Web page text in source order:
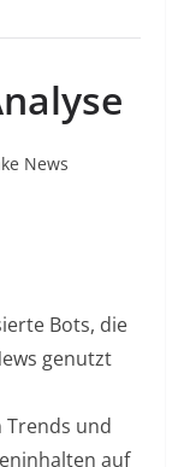
News
Bots, die
genutzt
Trends und
auf